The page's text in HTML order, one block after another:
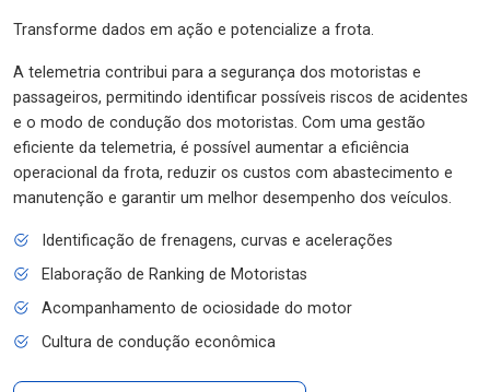
Transforme dados em ação e potencialize a frota.
A telemetria contribui para a segurança dos motoristas e
passageiros, permitindo identificar possíveis riscos de acidentes
e o modo de condução dos motoristas. Com uma gestão
eficiente da telemetria, é possível aumentar a eficiência
operacional da frota, reduzir os custos com abastecimento e
manutenção e garantir um melhor desempenho dos veículos.
Identificação de frenagens, curvas e acelerações
Elaboração de Ranking de Motoristas
Acompanhamento de ociosidade do motor
Cultura de condução econômica